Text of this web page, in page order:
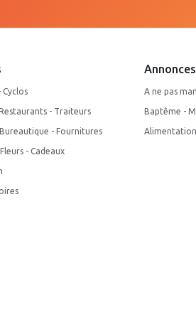
- Traiteurs
- Fournitures
- Cadeaux
A ne pas
Baptême -
Alimentation